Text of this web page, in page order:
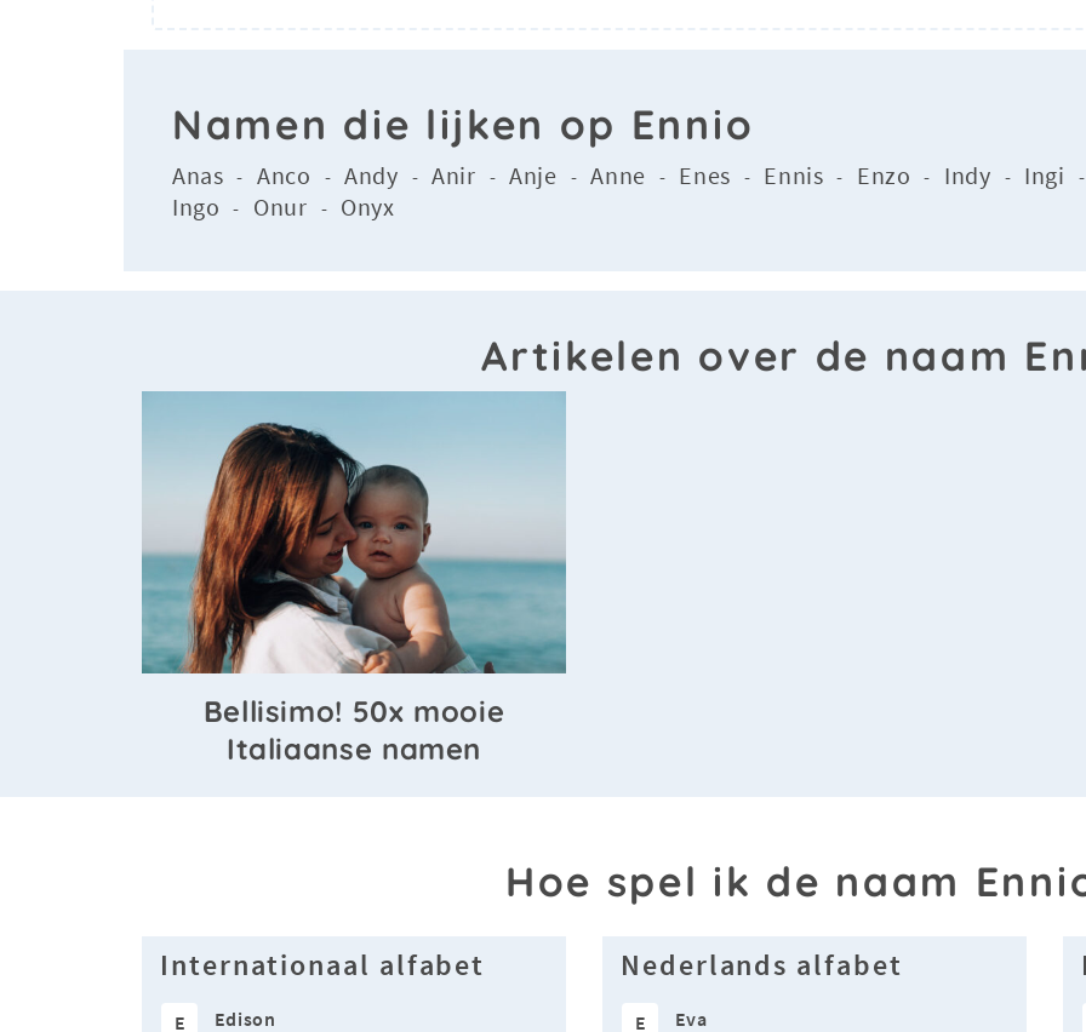
Namen die lijken op Ennio
Anas -Anco -Andy -Anir -Anje -Anne - Enes - Ennis - Enzo - Indy - Ingi
Ingo - Onur - Onyx
Artikelen over de naam
Bellisimo! 50x mooie
Italiaanse namen
Hoe spel ik de naam
Internationaal alfabet
E Edison
Nederlands alfabet
E Eva